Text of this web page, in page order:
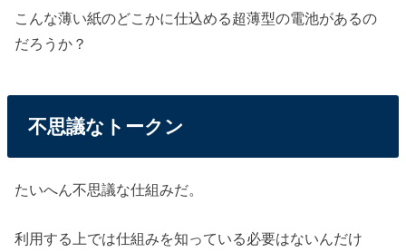
こんな薄い紙のどこかに仕込める超薄型の電池があるの
だろうか？
不思議なトークン
たいへん不思議な仕組みだ。
利用する上では仕組みを知っている必要はないんだけ